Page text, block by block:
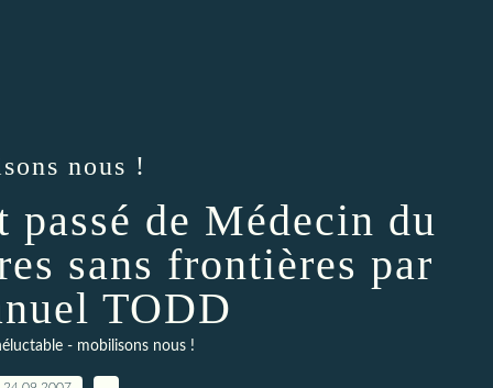
nous !
de Médecin du
sans frontières par
TODD
- mobilisons nous !